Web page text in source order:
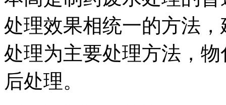
处理效果相统一的方法
处理为主要处理方法，
后处理。